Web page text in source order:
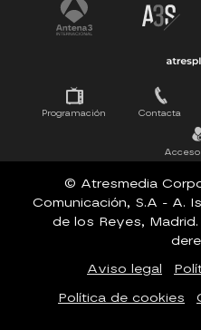
Pasapalabra
Programación Contacta
© Atresmedia
Comunicación, S.A - A.
de los Reyes,
Aviso legal
Política de cookies